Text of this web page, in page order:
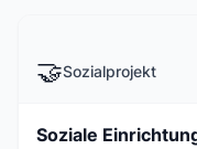
🤝Sozialprojekt
Soziale